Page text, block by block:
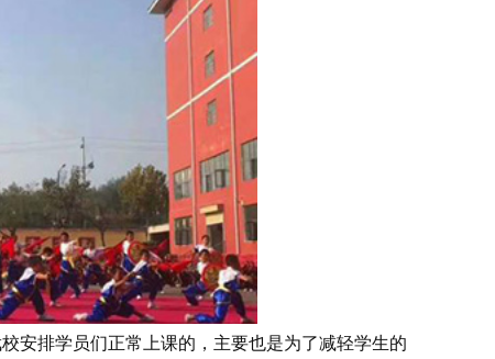
安排学员们正常上课的，主要也是为了减轻学生的